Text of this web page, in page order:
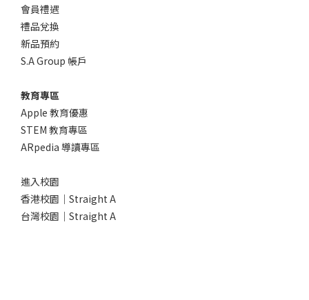
會員禮遇
禮品兌換
新品預約
S.A Group 帳戶
教育專區
Apple 教育優惠
STEM 教育專區
ARpedia 導讀專區
進入校園
香港校園｜Straight A
台灣校園｜Straight A